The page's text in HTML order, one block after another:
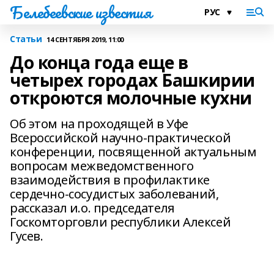
Белебеевские известия
Статьи 14 СЕНТЯБРЯ 2019, 11:00
До конца года еще в
четырех городах Башкирии
откроются молочные кухни
Об этом на проходящей в Уфе
Всероссийской научно-практической
конференции, посвященной актуальным
вопросам межведомственного
взаимодействия в профилактике
сердечно-сосудистых заболеваний,
рассказал и.о. председателя
Госкомторговли республики Алексей
Гусев.